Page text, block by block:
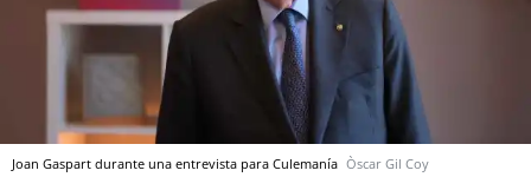
Joan Gaspart durante una entrevista para Culemanía Òscar Gil Coy